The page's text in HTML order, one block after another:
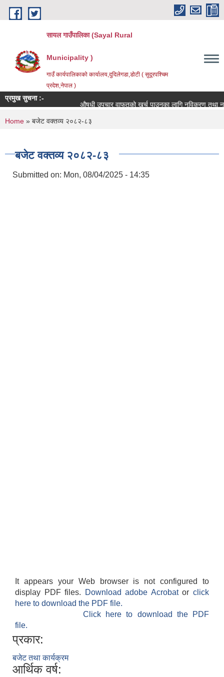
Skip to main content
सायल गाउँपालिका (Sayal Rural
Municipality )
गाउँ कार्यपालिकाको कार्यालय,दुदिलेगडा,डोटी ( सुदूरपश्चिम
प्रदेश,नेपाल )
प्रमुख सुचना :-
औषधी उपचार वाफतको खर्च पाउनका लागि नविकरण तथा नयाँ
You are here
Home » बजेट वक्तव्य २०८२-८३
बजेट वक्तव्य २०८२-८३
Submitted on: Mon, 08/04/2025 - 14:35
It appears your Web browser is not configured to
display PDF files.
Download adobe Acrobatorclick
here to download the PDF file.
Click here to download the PDF
file.
प्रकार:
बजेट तथा कार्यक्रम
आर्थिक वर्ष: